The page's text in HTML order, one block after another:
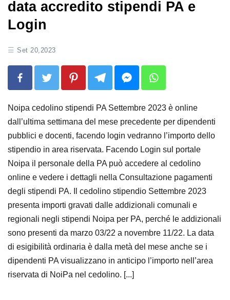
data accredito stipendi PA e
Login
Set 20,2023
Noipa cedolino stipendi PA Settembre 2023 è online
dall’ultima settimana del mese precedente per dipendenti
pubblici e docenti, facendo login vedranno l’importo dello
stipendio in area riservata. Facendo Login sul portale
Noipa il personale della PA può accedere al cedolino
online e vedere i dettagli nella Consultazione pagamenti
degli stipendi PA. Il cedolino stipendio Settembre 2023
presenta importi gravati dalle addizionali comunali e
regionali negli stipendi Noipa per PA, perché le addizionali
sono presenti da marzo 03/22 a novembre 11/22. La data
di esigibilità ordinaria è dalla metà del mese anche se i
dipendenti PA visualizzano in anticipo l’importo nell’area
riservata di NoiPa nel cedolino. [...]